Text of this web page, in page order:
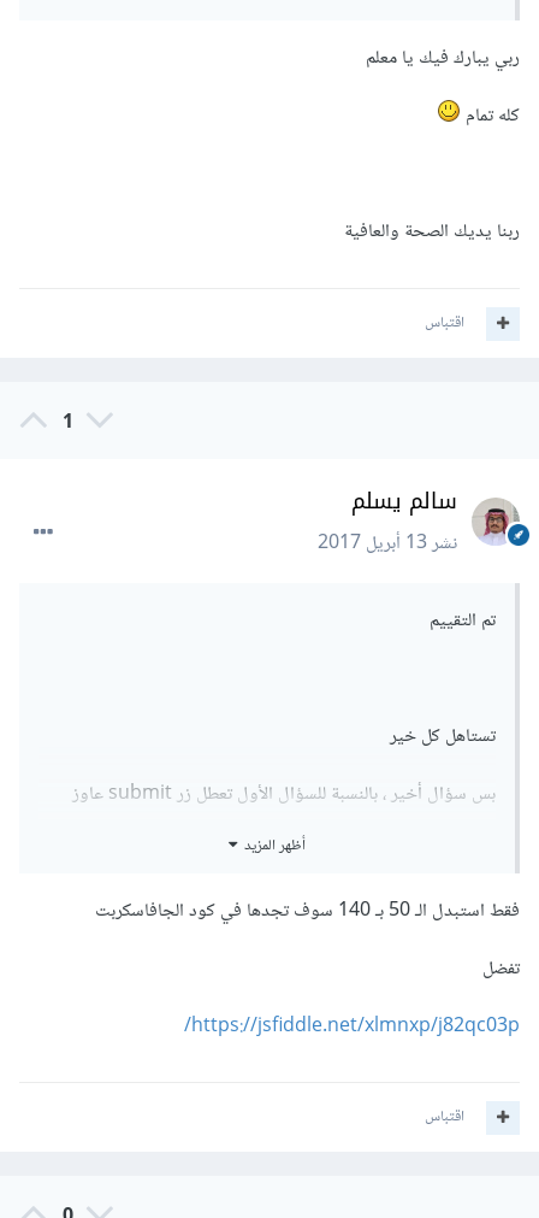
ربي يبارك فيك يا معلم
كله تمام
ربنا يديك الصحة والعافية
اقتباس
1
سالم يسلم
نشر13 أبريل 2017
تم التقييم
تستاهل كل خير
بس سؤال أخير ، بالنسبة للسؤال الأول تعطل زر submit عاوز
أظهر المزيد
فقط استبدل الـ 50 بـ 140 سوف تجدها في كود الجافاسكربت
تفضل
https://jsfiddle.net/xlmnxp/j82qc03p/
اقتباس